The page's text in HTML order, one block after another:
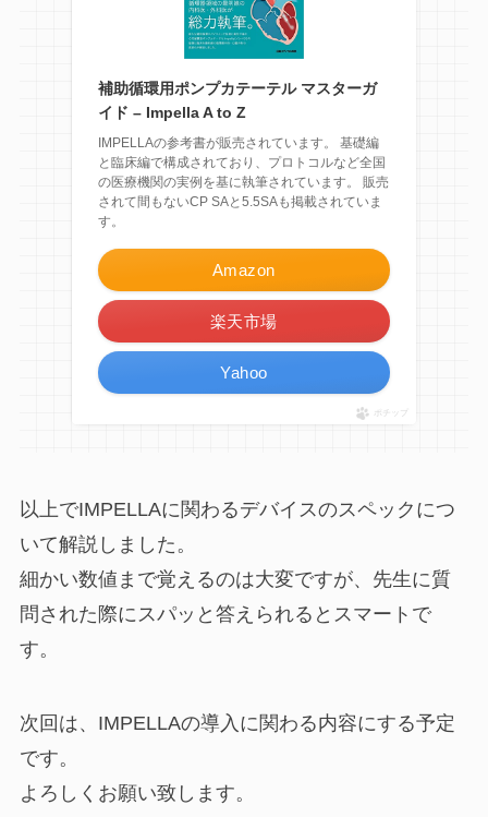
補助循環用ポンプカテーテル マスターガ
イド – Impella A to Z
IMPELLAの参考書が販売されています。 基礎編
と臨床編で構成されており、プロトコルなど全国
の医療機関の実例を基に執筆されています。 販売
されて間もないCP SAと5.5SAも掲載されていま
す。
Amazon
楽天市場
Yahoo
ポチップ
以上でIMPELLAに関わるデバイスのスペックにつ
いて解説しました。
細かい数値まで覚えるのは大変ですが、先生に質
問された際にスパッと答えられるとスマートで
す。
次回は、IMPELLAの導入に関わる内容にする予定
です。
よろしくお願い致します。